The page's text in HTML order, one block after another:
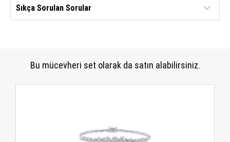
Sıkça Sorulan Sorular
Bu mücevheri set olarak da satın alabilirsiniz.